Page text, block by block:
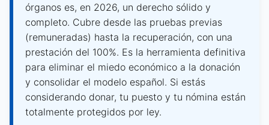
órganos es, en 2026, un derecho sólido y
completo. Cubre desde las pruebas previas
(remuneradas) hasta la recuperación, con una
prestación del 100%. Es la herramienta definitiva
para eliminar el miedo económico a la donación
y consolidar el modelo español. Si estás
considerando donar, tu puesto y tu nómina están
totalmente protegidos por ley.